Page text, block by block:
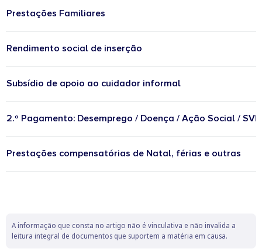
Prestações Familiares
Rendimento social de inserção
Subsídio de apoio ao cuidador informal
2.º Pagamento: Desemprego / Doença / Ação Social / SVI
Prestações compensatórias de Natal, férias e outras
A informação que consta no artigo não é vinculativa e não invalida a
leitura integral de documentos que suportem a matéria em causa.